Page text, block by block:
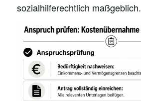
sozialhilferechtlich maßgeblich.